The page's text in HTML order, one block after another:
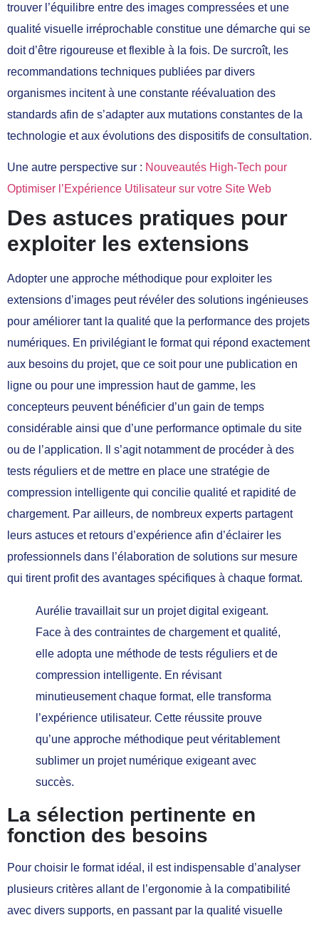
trouver l’équilibre entre des images compressées et une
qualité visuelle irréprochable constitue une démarche qui se
doit d’être rigoureuse et flexible à la fois. De surcroît, les
recommandations techniques publiées par divers
organismes incitent à une constante réévaluation des
standards afin de s’adapter aux mutations constantes de la
technologie et aux évolutions des dispositifs de consultation.
Une autre perspective sur : Nouveautés High-Tech pour
Optimiser l’Expérience Utilisateur sur votre Site Web
Des astuces pratiques pour
exploiter les extensions
Adopter une approche méthodique pour exploiter les
extensions d’images peut révéler des solutions ingénieuses
pour améliorer tant la qualité que la performance des projets
numériques. En privilégiant le format qui répond exactement
aux besoins du projet, que ce soit pour une publication en
ligne ou pour une impression haut de gamme, les
concepteurs peuvent bénéficier d’un gain de temps
considérable ainsi que d’une performance optimale du site
ou de l’application. Il s’agit notamment de procéder à des
tests réguliers et de mettre en place une stratégie de
compression intelligente qui concilie qualité et rapidité de
chargement. Par ailleurs, de nombreux experts partagent
leurs astuces et retours d’expérience afin d’éclairer les
professionnels dans l’élaboration de solutions sur mesure
qui tirent profit des avantages spécifiques à chaque format.
Aurélie travaillait sur un projet digital exigeant.
Face à des contraintes de chargement et qualité,
elle adopta une méthode de tests réguliers et de
compression intelligente. En révisant
minutieusement chaque format, elle transforma
l’expérience utilisateur. Cette réussite prouve
qu’une approche méthodique peut véritablement
sublimer un projet numérique exigeant avec
succès.
La sélection pertinente en
fonction des besoins
Pour choisir le format idéal, il est indispensable d’analyser
plusieurs critères allant de l’ergonomie à la compatibilité
avec divers supports, en passant par la qualité visuelle